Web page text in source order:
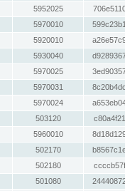
5952025
5970010
5920010
5930040
5970025
5970031
5970024
503120
5960010
502170
502180
501080